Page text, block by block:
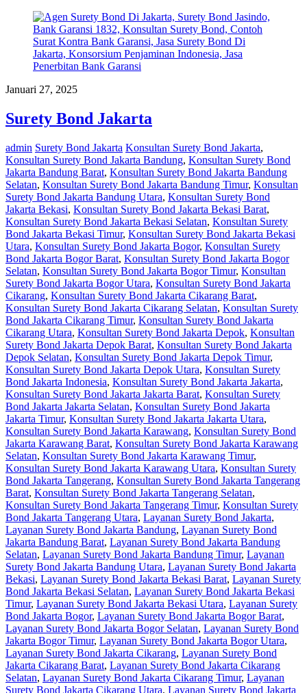
Januari 27, 2025
Surety Bond Jakarta
admin Surety Bond Jakarta Konsultan Surety Bond Jakarta,
Konsultan Surety Bond Jakarta Bandung, Konsultan Surety Bond
Jakarta Bandung Barat, Konsultan Surety Bond Jakarta Bandung
Selatan, Konsultan Surety Bond Jakarta Bandung Timur, Konsultan
Surety Bond Jakarta Bandung Utara, Konsultan Surety Bond
Jakarta Bekasi, Konsultan Surety Bond Jakarta Bekasi Barat,
Konsultan Surety Bond Jakarta Bekasi Selatan, Konsultan Surety
Bond Jakarta Bekasi Timur, Konsultan Surety Bond Jakarta Bekasi
Utara, Konsultan Surety Bond Jakarta Bogor, Konsultan Surety
Bond Jakarta Bogor Barat, Konsultan Surety Bond Jakarta Bogor
Selatan, Konsultan Surety Bond Jakarta Bogor Timur, Konsultan
Surety Bond Jakarta Bogor Utara, Konsultan Surety Bond Jakarta
Cikarang, Konsultan Surety Bond Jakarta Cikarang Barat,
Konsultan Surety Bond Jakarta Cikarang Selatan, Konsultan Surety
Bond Jakarta Cikarang Timur, Konsultan Surety Bond Jakarta
Cikarang Utara, Konsultan Surety Bond Jakarta Depok, Konsultan
Surety Bond Jakarta Depok Barat, Konsultan Surety Bond Jakarta
Depok Selatan, Konsultan Surety Bond Jakarta Depok Timur,
Konsultan Surety Bond Jakarta Depok Utara, Konsultan Surety
Bond Jakarta Indonesia, Konsultan Surety Bond Jakarta Jakarta,
Konsultan Surety Bond Jakarta Jakarta Barat, Konsultan Surety
Bond Jakarta Jakarta Selatan, Konsultan Surety Bond Jakarta
Jakarta Timur, Konsultan Surety Bond Jakarta Jakarta Utara,
Konsultan Surety Bond Jakarta Karawang, Konsultan Surety Bond
Jakarta Karawang Barat, Konsultan Surety Bond Jakarta Karawang
Selatan, Konsultan Surety Bond Jakarta Karawang Timur,
Konsultan Surety Bond Jakarta Karawang Utara, Konsultan Surety
Bond Jakarta Tangerang, Konsultan Surety Bond Jakarta Tangerang
Barat, Konsultan Surety Bond Jakarta Tangerang Selatan,
Konsultan Surety Bond Jakarta Tangerang Timur, Konsultan Surety
Bond Jakarta Tangerang Utara, Layanan Surety Bond Jakarta,
Layanan Surety Bond Jakarta Bandung, Layanan Surety Bond
Jakarta Bandung Barat, Layanan Surety Bond Jakarta Bandung
Selatan, Layanan Surety Bond Jakarta Bandung Timur, Layanan
Surety Bond Jakarta Bandung Utara, Layanan Surety Bond Jakarta
Bekasi, Layanan Surety Bond Jakarta Bekasi Barat, Layanan Surety
Bond Jakarta Bekasi Selatan, Layanan Surety Bond Jakarta Bekasi
Timur, Layanan Surety Bond Jakarta Bekasi Utara, Layanan Surety
Bond Jakarta Bogor, Layanan Surety Bond Jakarta Bogor Barat,
Layanan Surety Bond Jakarta Bogor Selatan, Layanan Surety Bond
Jakarta Bogor Timur, Layanan Surety Bond Jakarta Bogor Utara,
Layanan Surety Bond Jakarta Cikarang, Layanan Surety Bond
Jakarta Cikarang Barat, Layanan Surety Bond Jakarta Cikarang
Selatan, Layanan Surety Bond Jakarta Cikarang Timur, Layanan
Surety Bond Jakarta Cikarang Utara, Layanan Surety Bond Jakarta